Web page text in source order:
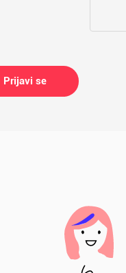
Prijavi se